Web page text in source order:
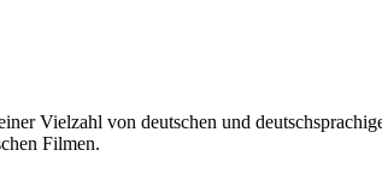
Vielzahl von deutschen und
Filmen.